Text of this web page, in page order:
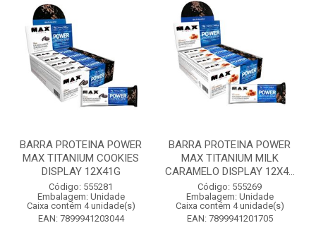
BARRA PROTEINA POWER
MAX TITANIUM COOKIES
DISPLAY 12X41G
Código: 555281
Embalagem: Unidade
Caixa contém 4 unidade(s)
EAN: 7899941203044
BARRA PROTEINA POWER
MAX TITANIUM MILK
CARAMELO DISPLAY 12X4...
Código: 555269
Embalagem: Unidade
Caixa contém 4 unidade(s)
EAN: 7899941201705